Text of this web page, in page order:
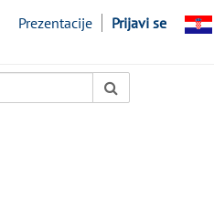
Prezentacije Prijavi se